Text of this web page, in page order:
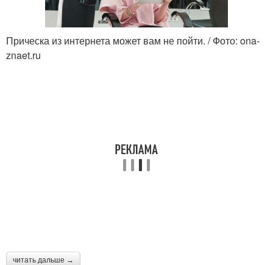
Прическа из интернета может вам не пойти. / Фото: ona-
znaet.ru
читать дальше →